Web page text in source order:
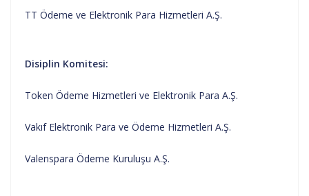
TT Ödeme ve Elektronik Para Hizmetleri A.Ş.
Disiplin Komitesi:
Token Ödeme Hizmetleri ve Elektronik Para A.Ş.
Vakıf Elektronik Para ve Ödeme Hizmetleri A.Ş.
Valenspara Ödeme Kuruluşu A.Ş.